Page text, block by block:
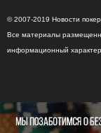
© 2007-2019 Новости
Все материалы
информационный характер.